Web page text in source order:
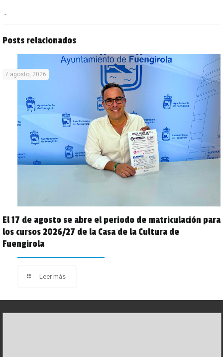
Posts relacionados
7 agosto, 2026
El 17 de agosto se abre el periodo de matriculación para
los cursos 2026/27 de la Casa de la Cultura de
Fuengirola
Leer más